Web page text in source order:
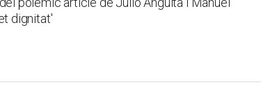
dignitat'